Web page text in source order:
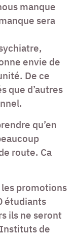
manque
sera
envie de
De ce
que d’autres
qu’en
route. Ca
promotions
étudiants
ils ne seront
de